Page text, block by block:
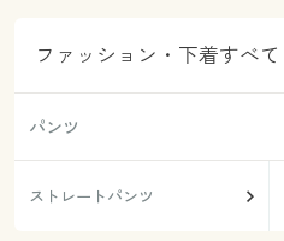
ファッション・下着すべて
パンツ
ストレートパンツ